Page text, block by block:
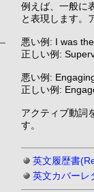
例えば、一般に
と表現します。
悪い例: I was
正しい例:
悪い例:
正しい例:
アクティブ動詞
す。
英文履歴書
英文カバーレ